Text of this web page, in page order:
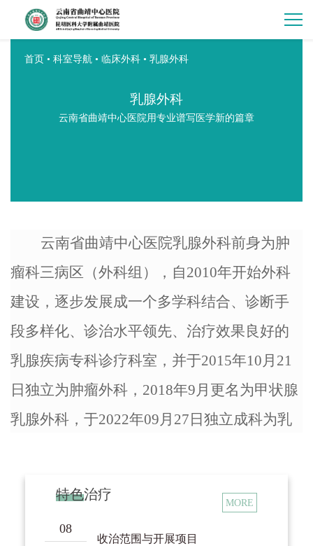
首页 • 科室导航 • 临床外科 • 乳腺外科
乳腺外科
云南省曲靖中心医院用专业谱写医学新的篇章
云南省曲靖中心医院乳腺外科前身为肿
瘤科三病区（外科组），自2010年开始外科
建设，逐步发展成一个多学科结合、诊断手
段多样化、诊治水平领先、治疗效果良好的
乳腺疾病专科诊疗科室，并于2015年10月21
日独立为肿瘤外科，2018年9月更名为甲状腺
乳腺外科，于2022年09月27日独立成科为乳
群众提供了高质量的医疗保障。
科室现有医护人员17名，医生8名，其中
特色治疗
MORE
08
收治范围与开展项目